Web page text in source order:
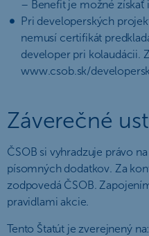
– Benefit je možné získať
Pri developerských
nemusí certifikát
developer pri kolaudácii.
www.csob.sk/
Záverečné
ČSOB si vyhradzuje právo
písomných dodatkov. Za
zodpovedá ČSOB.
pravidlami akcie.
Tento Štatút je zverejnený